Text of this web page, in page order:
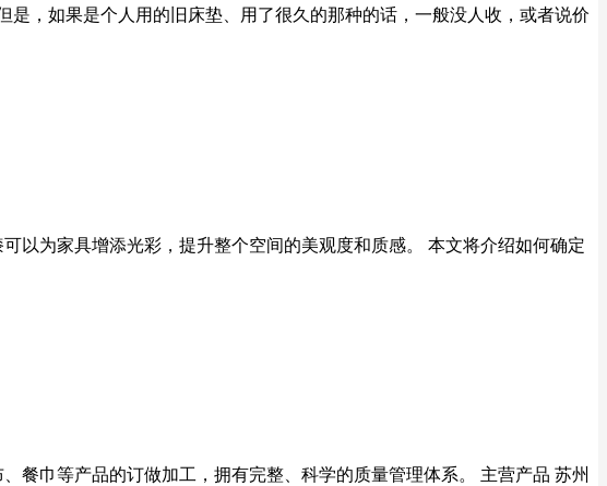
，如果是个人用的旧床垫、用了很久的那种的话，一般没人收，或者说价
以为家具增添光彩，提升整个空间的美观度和质感。 本文将介绍如何确定
餐巾等产品的订做加工，拥有完整、科学的质量管理体系。 主营产品 苏州